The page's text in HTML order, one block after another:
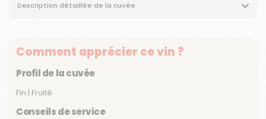
Description détaillée de la cuvée
Comment apprécier ce vin ?
Profil de la cuvée
Fin | Fruité
Conseils de service